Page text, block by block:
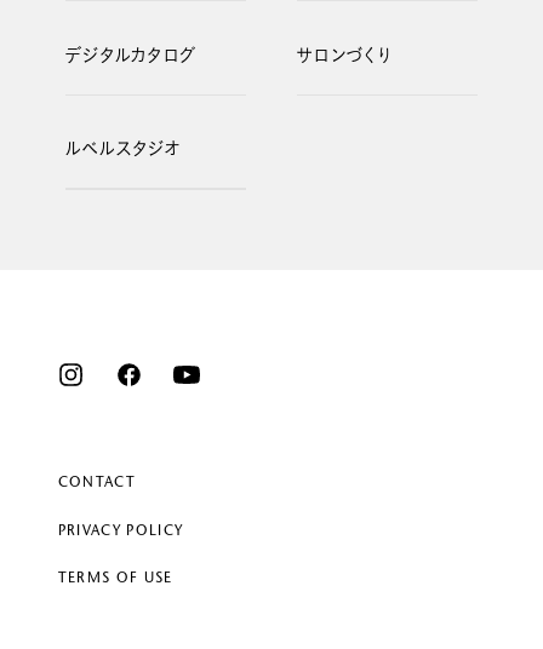
デジタルカタログ サロンづくり
ルベルスタジオ
CONTACT
PRIVACY POLICY
TERMS OF USE